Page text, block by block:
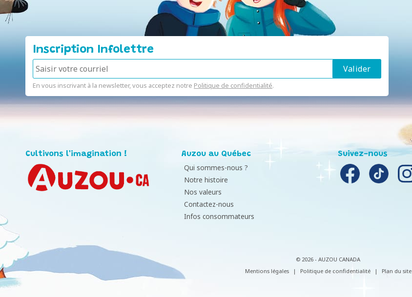
Inscription Infolettre
En vous inscrivant à la newsletter, vous acceptez notre Politique de confidentialité.
Cultivons l'imagination ! Auzou au Québec
Qui sommes-nous ?
Notre histoire
Nos valeurs
Contactez-nous
Infos consommateurs
Suivez-nous
© 2026 - AUZOU CANADA
Mentions légales
| Politique de confidentialité | Plan du site